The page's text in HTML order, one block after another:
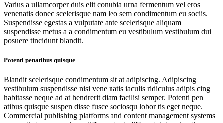
Varius a ullamcorper duis elit conubia urna fermentum vel eros
venenatis donec scelerisque nam leo sem condimentum eu sociis.
Suspendisse egestas a vulputate ante scelerisque aliquam
suspendisse metus a a condimentum eu vestibulum vestibulum dui
posuere tincidunt blandit.
Potenti penatibus quisque
Blandit scelerisque condimentum sit at adipiscing. Adipiscing
vestibulum suspendisse nisi vene natis iaculis ridiculus adipis cing
habitasse neque ad at hendrerit diam facilisi semper. Potenti pen
atibus quisque suspen disse fusce sociosqu lobor tis eget neque.
Commercial publishing platforms and content management systems